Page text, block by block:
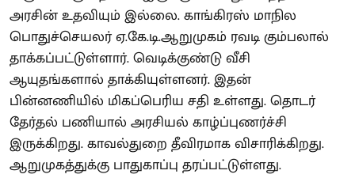
அரசின் உதவியும் இல்லை. காங்கிரஸ் மாநில
பொதுச்செயலர் ஏ.கே.டி.ஆறுமுகம் ரவடி கும்பலால்
தாக்கப்பட்டுள்ளார். வெடிக்குண்டு வீசி
ஆயுதங்களால் தாக்கியுள்ளனர். இதன்
பின்னணியில் மிகப்பெரிய சதி உள்ளது. தொடர்
தேர்தல் பணியால் அரசியல் காழ்ப்புணர்ச்சி
இருக்கிறது. காவல்துறை தீவிரமாக விசாரிக்கிறது.
ஆறுமுகத்துக்கு பாதுகாப்பு தரப்பட்டுள்ளது.